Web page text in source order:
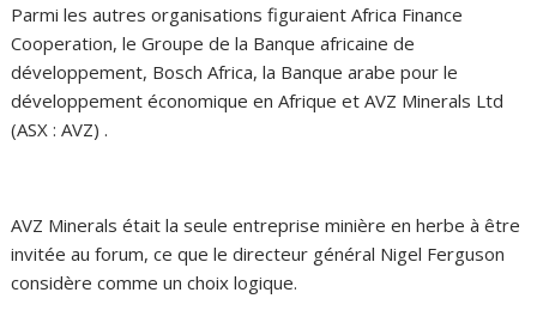
Parmi les autres organisations figuraient Africa Finance
Cooperation, le Groupe de la Banque africaine de
développement, Bosch Africa, la Banque arabe pour le
développement économique en Afrique et AVZ Minerals Ltd
(ASX : AVZ) .
AVZ Minerals était la seule entreprise minière en herbe à être
invitée au forum, ce que le directeur général Nigel Ferguson
considère comme un choix logique.